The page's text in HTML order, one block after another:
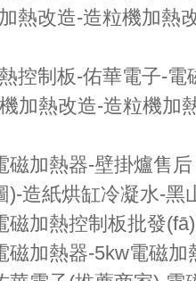
熱改造-造粒機加熱
控制板-佑華電子-電
加熱改造-造粒機加
磁加熱器-壁掛爐售后
)-造紙烘缸冷凝水-黑
磁加熱控制板批發
磁加熱器-5kw電磁加